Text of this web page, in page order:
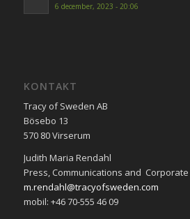
6 december, 2023 - 20:06
KONTAKT
Tracy of Sweden AB
Bösebo 13
570 80 Virserum
Judith Maria Rendahl
Press, Communications and
m.rendahl@tracyofsweden.com
mobil: ‭+46 70-555 46 09‬